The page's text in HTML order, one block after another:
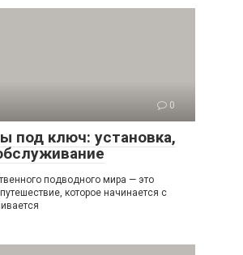
0
под ключ: установка,
подводного мира — это
которое начинается с